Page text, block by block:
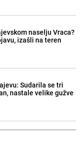
naselju Vraca?
izašli na teren
Sudarila se tri
nastale velike gužve